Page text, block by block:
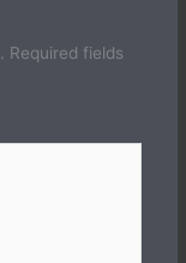
Required fields